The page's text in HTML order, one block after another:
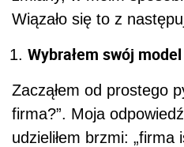
Wiązało się to z
Wybrałem swój
Zacząłem od prostego
firma?”. Moja
udzieliłem brzmi: